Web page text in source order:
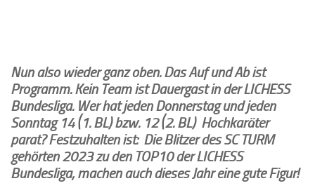
Nun also wieder ganz oben. Das Auf und Ab ist
Programm. Kein Team ist Dauergast in der LICHESS
Bundesliga. Wer hat jeden Donnerstag und jeden
Sonntag 14 (1. BL) bzw. 12 (2. BL) Hochkaräter
parat? Festzuhalten ist: Die Blitzer des SC TURM
gehörten 2023 zu den TOP10 der LICHESS
Bundesliga, machen auch dieses Jahr eine gute Figur!